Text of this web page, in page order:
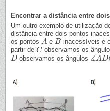
Encontrar a distância entre
Um outro exemplo de utilização
distância entre dois pontos
os pontos A
A eB
B inacessíveis e
partir de C
C observamos os
D
D observamos os ângulos ∡AD
∡ADC